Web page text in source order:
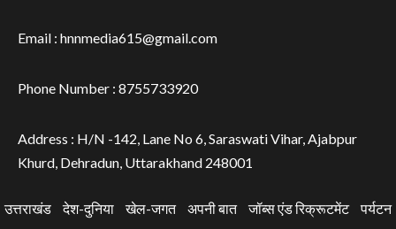
Email : hnnmedia615@gmail.com
Phone Number : 8755733920
Address : H/N -142, Lane No 6, Saraswati Vihar, Ajabpur
Khurd, Dehradun, Uttarakhand 248001
उत्तराखंड देश-दुनिया खेल-जगत अपनी बात जॉब्स एंड रिक्रूटमेंट पर्यटन